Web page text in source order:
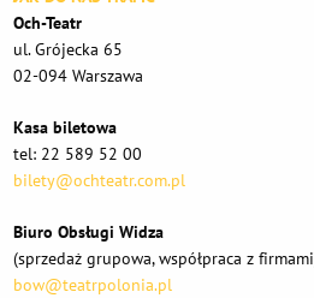
Och-Teatr
ul. Grójecka 65
02-094 Warszawa
Kasa biletowa
tel: 22 589 52 00
bilety@ochteatr.com.pl
Biuro Obsługi Widza
(sprzedaż grupowa, współpraca z
bow@teatrpolonia.pl